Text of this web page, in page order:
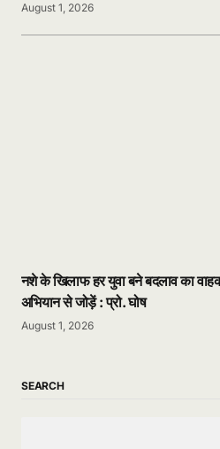
August 1, 2026
नशे के खिलाफ हर युवा बने बदलाव का
अभियान से जोड़ें : प्रो. घोष
August 1, 2026
SEARCH